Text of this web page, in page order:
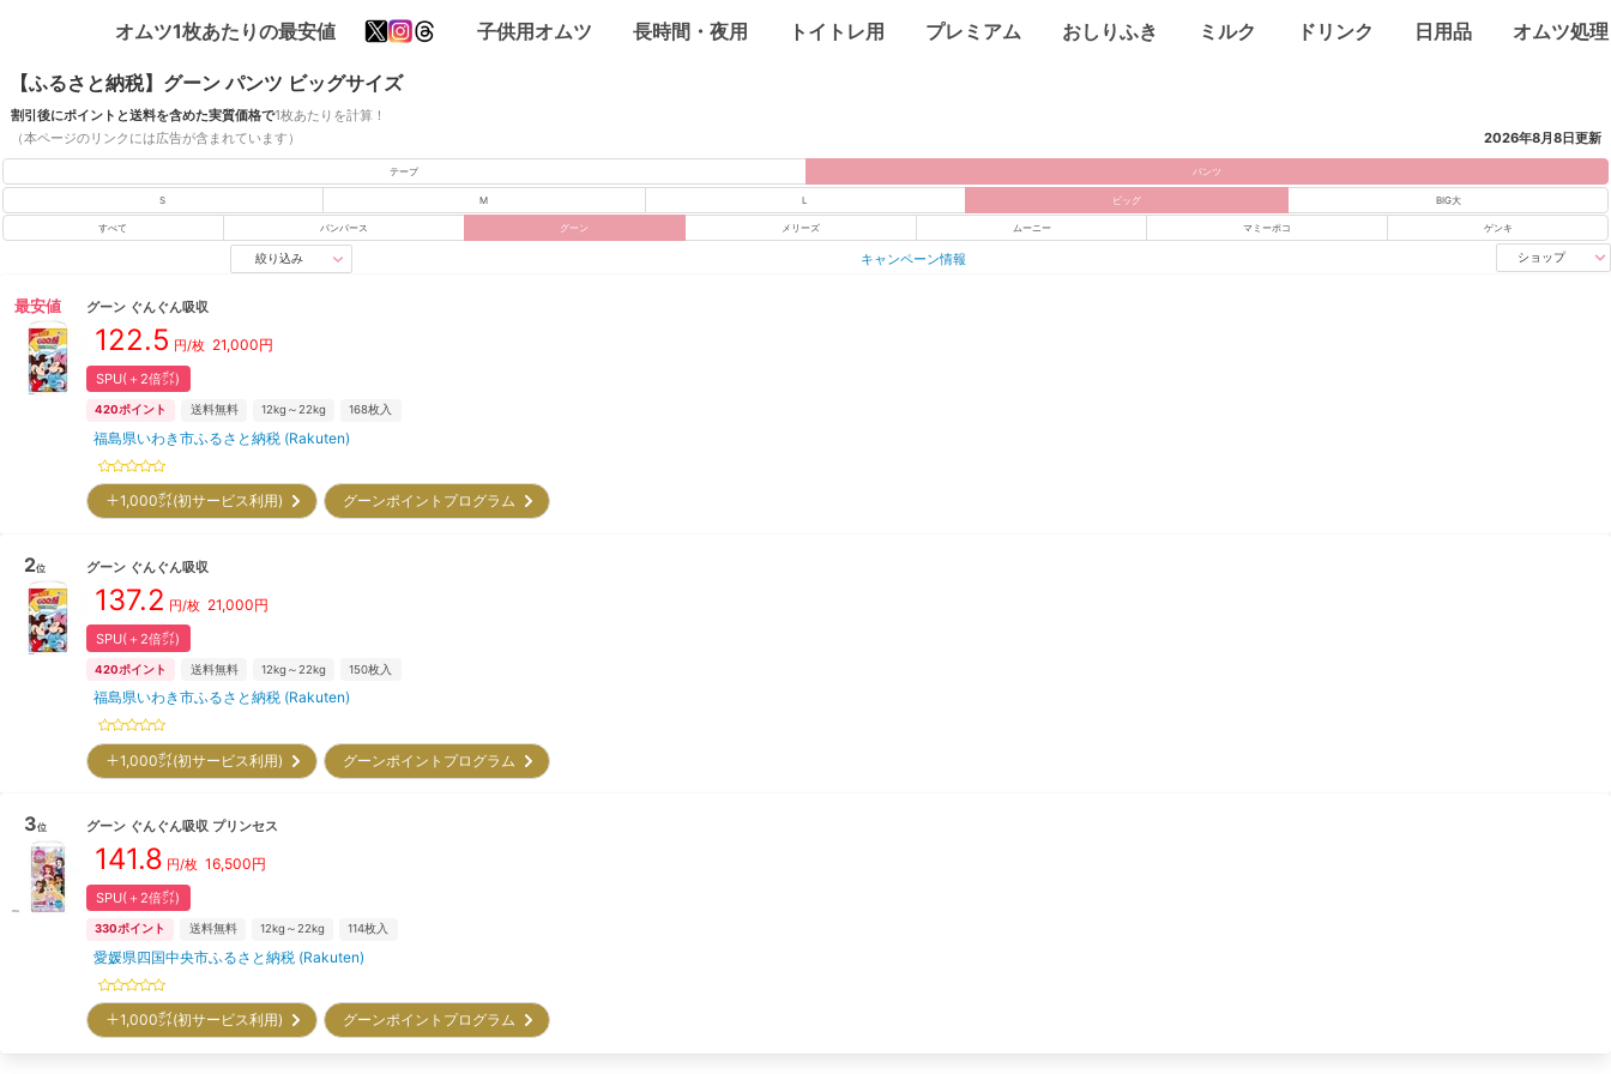
オムツ1枚あたりの最安値 子供用オムツ 長時間・夜用 トイトレ用 プレミアム おしりふき ミルク ドリンク 日用品 オムツ処理
【ふるさと納税】グーン パンツ ビッグサイズ
割引後にポイントと送料を含めた実質価格で1枚あたりを計算！
（本ページのリンクには広告が含まれています）
2026年8月8日更新
テープ パンツ
S M L ビッグ BIG大
すべて パンパース グーン メリーズ ムーニー マミーポコ ゲンキ
絞り込み キャンペーン情報 ショップ
最安値 グーン ぐんぐん吸収
122.5 円/枚 21,000円
SPU(＋2倍㌽)
420ポイント 送料無料 12kg～22kg 168枚入
福島県いわき市ふるさと納税 (Rakuten)
＋1,000㌽(初サービス利用) グーンポイントプログラム
2位 グーン ぐんぐん吸収
137.2 円/枚 21,000円
SPU(＋2倍㌽)
420ポイント 送料無料 12kg～22kg 150枚入
福島県いわき市ふるさと納税 (Rakuten)
＋1,000㌽(初サービス利用) グーンポイントプログラム
3位 グーン ぐんぐん吸収 プリンセス
141.8 円/枚 16,500円
SPU(＋2倍㌽)
330ポイント 送料無料 12kg～22kg 114枚入
愛媛県四国中央市ふるさと納税 (Rakuten)
＋1,000㌽(初サービス利用) グーンポイントプログラム